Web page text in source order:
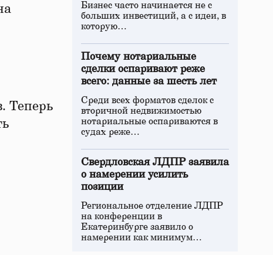
Теперь
Бизнес часто начинается не с
больших инвестиций, а с идеи, в
которую…
Почему нотариальные
сделки оспаривают реже
всего: данные за шесть лет
Среди всех форматов сделок с
вторичной недвижимостью
нотариальные оспариваются в
судах реже…
Свердловская ЛДПР заявила
о намерении усилить
позиции
Региональное отделение ЛДПР
на конференции в
Екатеринбурге заявило о
намерении как минимум…